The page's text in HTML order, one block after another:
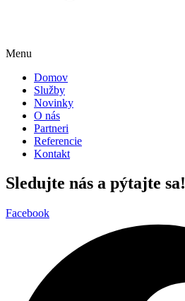
Menu
Domov
Služby
Novinky
O nás
Partneri
Referencie
Kontakt
Sledujte nás a pýtajte sa!
Facebook